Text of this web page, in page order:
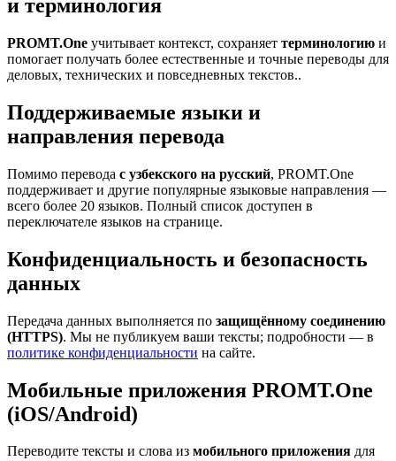
и терминология
PROMT.One учитывает контекст, сохраняет терминологию и
помогает получать более естественные и точные переводы для
деловых, технических и повседневных текстов..
Поддерживаемые языки и
направления перевода
Помимо перевода с узбекского на русский, PROMT.One
поддерживает и другие популярные языковые направления —
всего более 20 языков. Полный список доступен в
переключателе языков на странице.
Конфиденциальность и безопасность
данных
Передача данных выполняется по защищённому соединению
(HTTPS). Мы не публикуем ваши тексты; подробности — в
политике конфиденциальности на сайте.
Мобильные приложения PROMT.One
(iOS/Android)
Переводите тексты и слова из мобильного приложения для